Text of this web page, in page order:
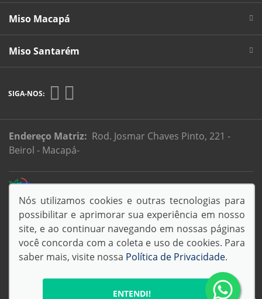
Miso Macapá
Miso Santarém
SIGA-NOS:
Endereço Matriz: Rod. Josmar Chaves Pinto, 221 -
Beirol - Macapá-
© Copyright 2026
AutoForce - Todos os direitos reservados.
Confira nossas Políticas de Pagamento e Transparência Fiscal
Nós utilizamos cookies e outras tecnologias para
possibilitar e aprimorar sua experiência em nosso
site, e ao continuar navegando em nossas páginas
você concorda com a coleta e uso de cookies. Para
saber mais, visite nossa Política de Privacidade.
ENTENDI!